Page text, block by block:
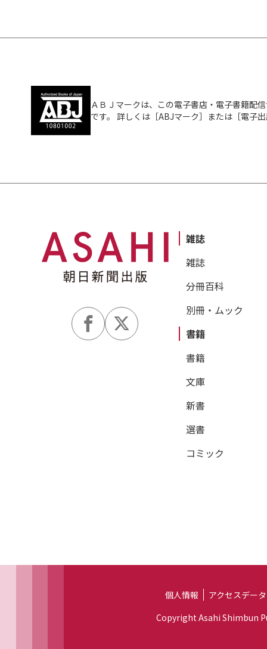
ＡＢＪマークは、この電子書店・電子書籍配
です。 詳しくは［ABJマーク］または［電子
雑誌
雑誌
分冊百科
別冊・ムック
書籍
書籍
文庫
新書
選書
コミック
個人情報
アクセスデータ
Copyright Asahi Shimbun